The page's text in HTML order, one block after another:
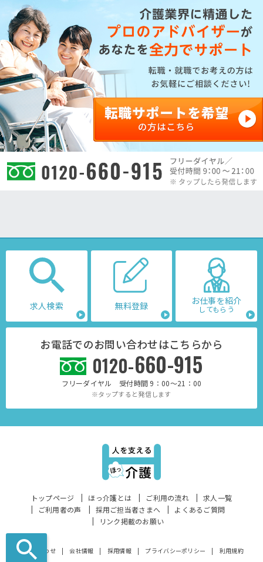
求人検索 無料登録 お仕事を紹介
してもらう
お電話でのお問い合わせはこちらから
0120-660-915
フリーダイヤル 受付時間 9：00～21：00
※タップすると発信します
トップページ ほっ介護とは ご利用の流れ
求人一覧
ご利用者の声
採用ご担当者さまへ
よくあるご質問
リンク掲載のお願い
お問い合わせ 会社情報 採用情報 プライバシーポリシー 利用規約